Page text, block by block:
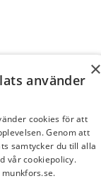
×
använder
cookies för att
Genom att
samtycker du till alla
vår cookiepolicy.